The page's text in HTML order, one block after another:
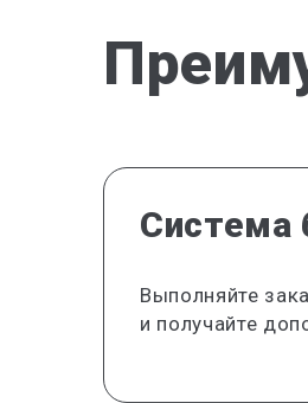
Система
Выполняйте
и получайте